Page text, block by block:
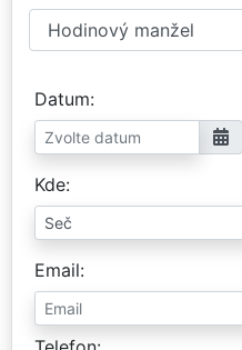
Datum
Kde
Email